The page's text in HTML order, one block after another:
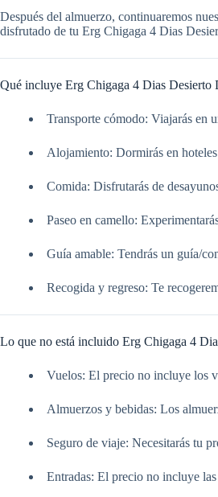
Después del almuerzo, continuaremos
disfrutado de tu Erg Chigaga 4 Dias
Qué incluye Erg Chigaga 4 Dias Desierto
Transporte cómodo: Viajarás en
Alojamiento: Dormirás en
Comida: Disfrutarás de
Paseo en camello:
Guía amable: Tendrás un guía/
Recogida y regreso: Te
Lo que no está incluido Erg Chigaga 4
Vuelos: El precio no incluye los
Almuerzos y bebidas: Los
Seguro de viaje: Necesitarás tu
Entradas: El precio no incluye